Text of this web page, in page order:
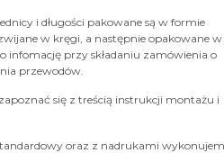
i długości pakowane są w formie
w kręgi, a następnie opakowane w
infomację przy składaniu zamówienia o
przewodów.
się z treścią instrukcji montażu i
oraz z nadrukami